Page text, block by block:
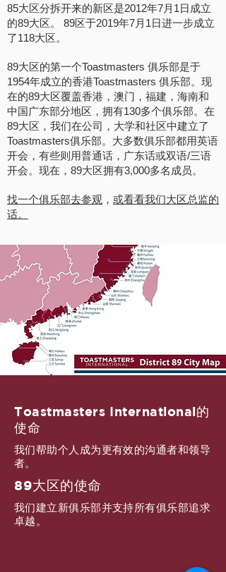
85大区分拆开来的新区是2012年7月1日成立
的89大区。 89区于2019年7月1日进一步成立
了118大区。
89大区的第一个Toastmasters 俱乐部是于
1954年成立的香港Toastmasters 俱乐部。现
在的89大区覆盖香港，澳门，福建，海南和
中国广东部分地区，拥有130多个俱乐部。在
89大区，我们在公司，大学和社区中建立了
Toastmasters俱乐部。大多数俱乐部都用英语
开会，有些则用普通话，广东话或双语/三语
开会。现在，89大区拥有3,000多名成员。
找一个俱乐部去参观 ， 或看看我们大区总监的
话。
Toastmasters International的
使命
我们帮助个人成为更有效的沟通者和领导
者。
89大区的使命
我们建立新俱乐部并支持所有俱乐部追求
卓越。